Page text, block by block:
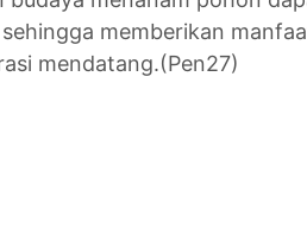
memberikan
mendatang.(Pen27)